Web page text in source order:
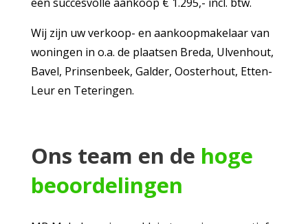
Wij zijn uw verkoop- en aankoopmakelaar van
woningen in o.a. de plaatsen Breda, Ulvenhout,
Bavel, Prinsenbeek, Galder, Oosterhout, Etten-
Leur en Teteringen.
Ons team en de hoge
beoordelingen